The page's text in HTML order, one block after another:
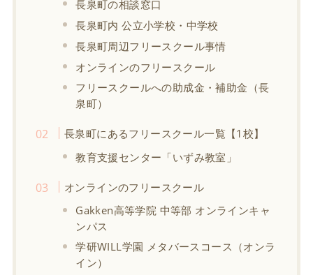
長泉町の相談窓口
長泉町内 公立小学校・中学校
長泉町周辺フリースクール事情
オンラインのフリースクール
フリースクールへの助成金・補助金（長
泉町）
長泉町にあるフリースクール一覧【1校】
教育支援センター「いずみ教室」
オンラインのフリースクール
Gakken高等学院 中等部 オンラインキャ
ンパス
学研WILL学園 メタバースコース（オンラ
イン）